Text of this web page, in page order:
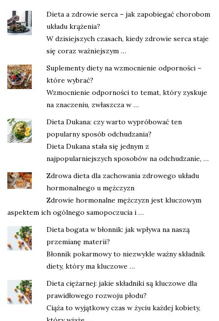
Dieta a zdrowie serca – jak zapobiegać chorobom
układu krążenia?
W dzisiejszych czasach, kiedy zdrowie serca staje
się coraz ważniejszym …
Suplementy diety na wzmocnienie odporności –
które wybrać?
Wzmocnienie odporności to temat, który zyskuje
na znaczeniu, zwłaszcza w …
Dieta Dukana: czy warto wypróbować ten
popularny sposób odchudzania?
Dieta Dukana stała się jednym z
najpopularniejszych sposobów na odchudzanie, …
Zdrowa dieta dla zachowania zdrowego układu
hormonalnego u mężczyzn
Zdrowie hormonalne mężczyzn jest kluczowym
aspektem ich ogólnego samopoczucia i …
Dieta bogata w błonnik: jak wpływa na naszą
przemianę materii?
Błonnik pokarmowy to niezwykle ważny składnik
diety, który ma kluczowe …
Dieta ciężarnej: jakie składniki są kluczowe dla
prawidłowego rozwoju płodu?
Ciąża to wyjątkowy czas w życiu każdej kobiety,